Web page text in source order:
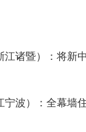
诸暨）：将新
波）：全幕墙